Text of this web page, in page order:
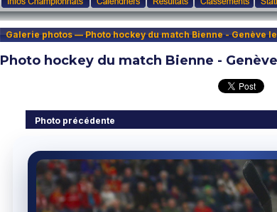
Galerie photos — Photo hockey du match Bienne - Genève
Photo hockey du match Bienne -
Photo précédente